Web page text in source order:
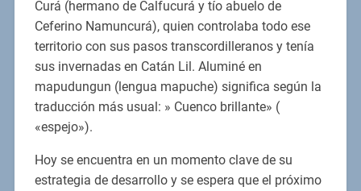
Curá (hermano de Calfucurá y tío abuelo de
Ceferino Namuncurá), quien controlaba todo ese
territorio con sus pasos transcordilleranos y tenía
sus invernadas en Catán Lil. Aluminé en
mapudungun (lengua mapuche) significa según la
traducción más usual: » Cuenco brillante» (
«espejo»).
Hoy se encuentra en un momento clave de su
estrategia de desarrollo y se espera que el próximo